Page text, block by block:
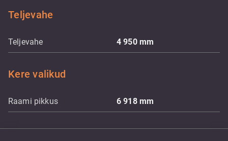
Teljevahe
Teljevahe 4 950 mm
Kere valikud
Raami pikkus 6 918 mm